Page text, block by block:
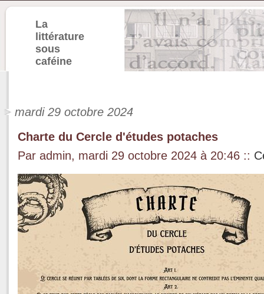
La
littérature
sous
caféine
mardi 29 octobre 2024
Charte du Cercle d'études potaches
Par admin, mardi 29 octobre 2024 à 20:46 ::